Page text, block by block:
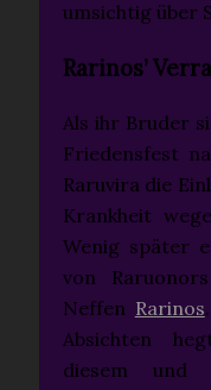
umsichtig über
Rarinos’
Als ihr Bruder
Friedensfest
Raruvira die
Krankheit
Wenig später
von
Neffen Rarinos
Absichten
diesem und